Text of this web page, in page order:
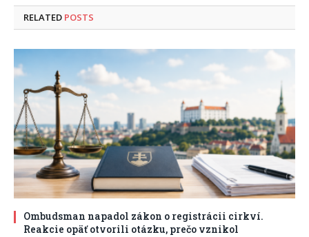
RELATED POSTS
Ombudsman napadol zákon o registrácii cirkví.
Reakcie opäť otvorili otázku, prečo vznikol